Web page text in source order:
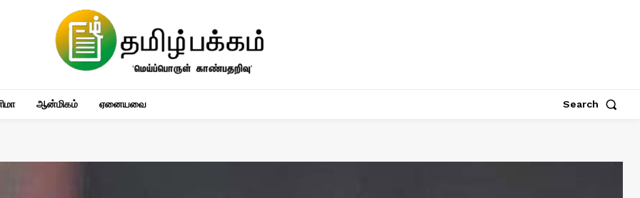
ஆன்மிகம் ஏனையவை Search